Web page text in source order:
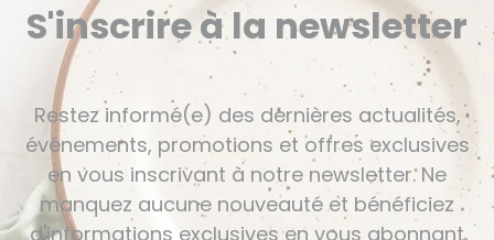
S'inscrire à la newsletter
Restez informé(e) des dernières actualités,
événements, promotions et offres exclusives
en vous inscrivant à notre newsletter. Ne
manquez aucune nouveauté et bénéficiez
d'informations exclusives en vous abonnant